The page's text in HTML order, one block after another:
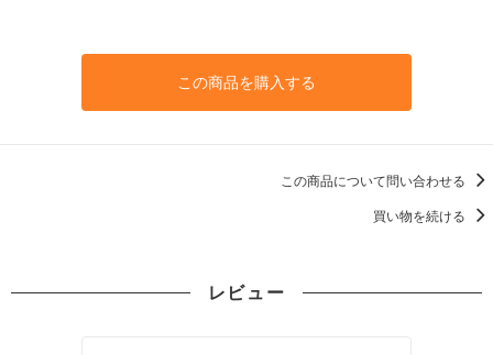
この商品を購入する
この商品について問い合わせる
買い物を続ける
レビュー